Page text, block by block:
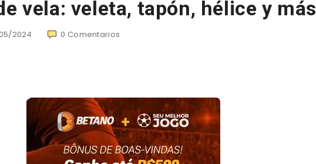
vela: veleta, tapón, hélice y más
2024 0 Comentarios